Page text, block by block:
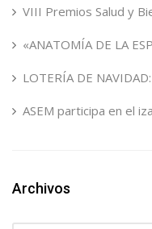
VIII Premios Salud y
«ANATOMÍA DE LA
LOTERÍA DE
ASEM participa en el
Archivos
Archivos